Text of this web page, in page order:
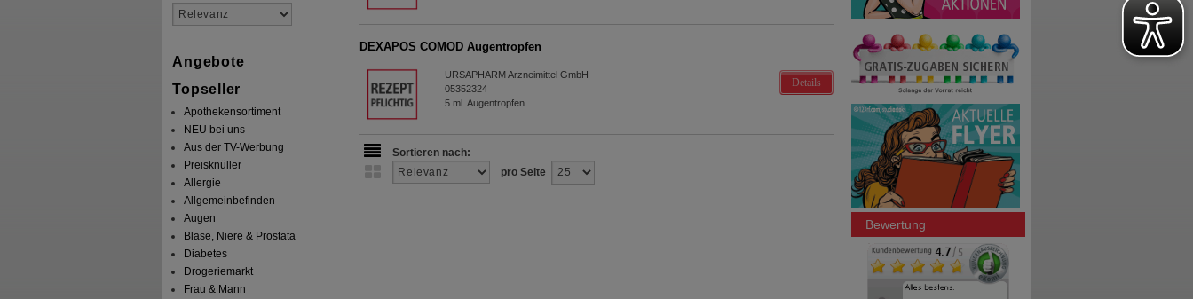
Angebote
Topseller
Apothekensortiment
NEU bei uns
Aus der TV-Werbung
Preisknüller
Allergie
Allgemeinbefinden
Augen
Blase, Niere & Prostata
Diabetes
Drogeriemarkt
Frau & Mann
DEXAPOS COMOD Augentropfen
URSAPHARM Arzneimittel GmbH
05352324
5 ml Augentropfen
Details
Sortieren nach:
pro Seite
Bewertung